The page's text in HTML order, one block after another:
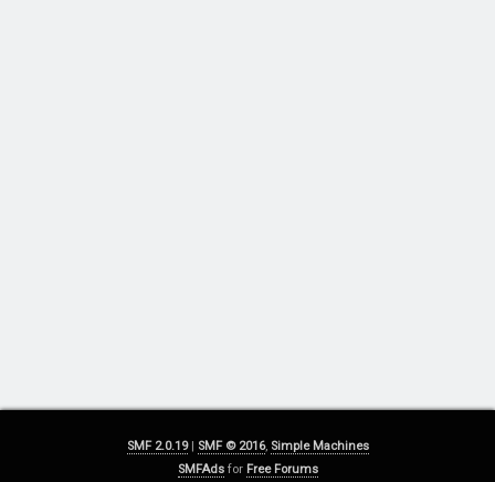
SMF 2.0.19| SMF © 2016, Simple Machines
SMFAdsfor Free Forums